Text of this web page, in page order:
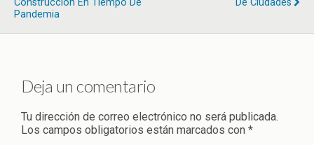
Construcción En Tiempo De
Pandemia
De Ciudades
Deja un comentario
Tu dirección de correo electrónico no será publicada.
Los campos obligatorios están marcados con *